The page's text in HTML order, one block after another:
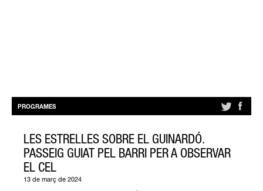
PROGRAMES
LES ESTRELLES SOBRE EL GUINARDÓ.
PASSEIG GUIAT PEL BARRI PER A OBSERVAR
EL CEL
13 de març de 2024